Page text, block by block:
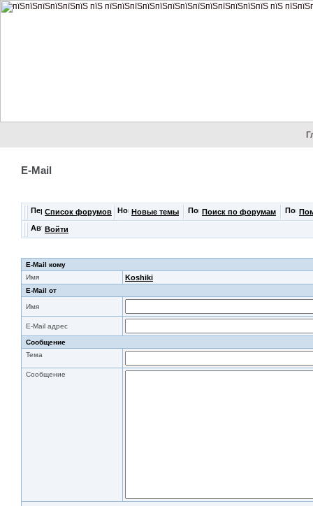
E-Mail
Список форумов Новые темы Поиск по форумам
Войти
E-Mail кому
Имя
Koshiki
E-Mail от
Имя
E-Mail адрес
Сообщение
Тема
Сообщение